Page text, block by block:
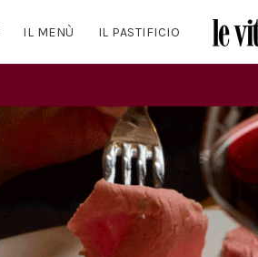
IL MENÙ IL PASTIFICIO